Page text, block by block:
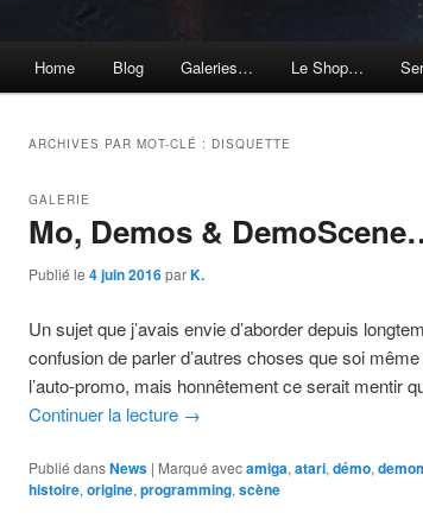
Home Blog Galeries… Le Shop…
ARCHIVES PAR MOT-CLÉ : DISQUETTE
Mo, Demos &
GALERIE
Publié le 4 juin 2016parK.
Un sujet que j’avais envie d’aborder depuis
confusion de parler d’autres choses que soi
l’auto-promo, mais honnêtement ce serait mentir
Continuer la lecture →
Publié dansNews | Marqué avecamiga, atari, démo,
histoire, origine, programming, scène